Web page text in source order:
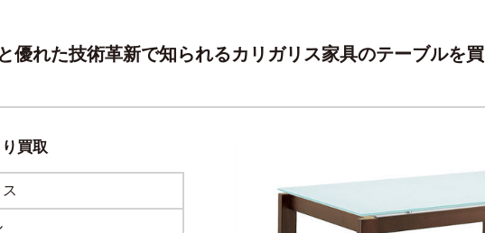
優れた技術革新で知られるカリガリス家具のテーブルを買
買取